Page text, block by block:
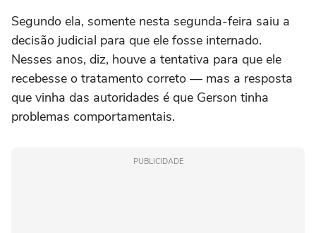
Segundo ela, somente nesta segunda-feira saiu a
decisão judicial para que ele fosse internado.
Nesses anos, diz, houve a tentativa para que ele
recebesse o tratamento correto — mas a resposta
que vinha das autoridades é que Gerson tinha
problemas comportamentais.
PUBLICIDADE